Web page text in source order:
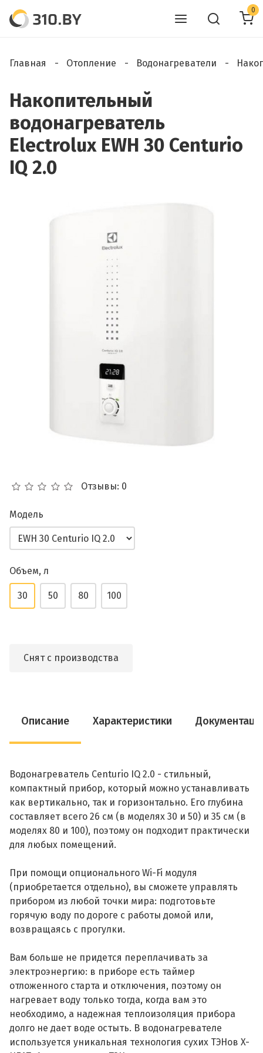
0
Главная Отопление Водонагреватели
Накопительный
водонагреватель
Electrolux EWH 30 Centurio
IQ 2.0
Отзывы: 0
Модель
Объем, л
30 50 80 100
Снят с производства
Описание Характеристики
Водонагреватель Centurio IQ 2.0 - стильный,
компактный прибор, который можно устанавливать
как вертикально, так и горизонтально. Его глубина
составляет всего 26 см (в моделях 30 и 50) и 35 см (в
моделях 80 и 100), поэтому он подходит практически
для любых помещений.
При помощи опционального Wi-Fi модуля
(приобретается отдельно), вы сможете управлять
прибором из любой точки мира: подготовьте
горячую воду по дороге с работы домой или,
возвращаясь с прогулки.
Вам больше не придется переплачивать за
электроэнергию: в приборе есть таймер
отложенного старта и отключения, поэтому он
нагревает воду только тогда, когда вам это
необходимо, а надежная теплоизоляция прибора
долго не дает воде остыть. В водонагревателе
используется уникальная технология сухих ТЭНов X-